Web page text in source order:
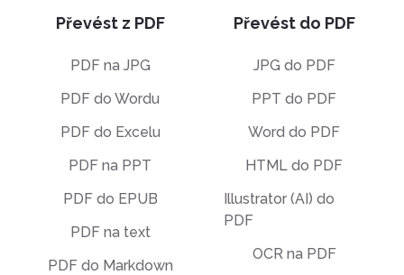
Převést z PDF
PDF na JPG
PDF do Wordu
PDF do Excelu
PDF na PPT
PDF do EPUB
PDF na text
PDF do Markdown
Převést do PDF
JPG do PDF
PPT do PDF
Word do PDF
HTML do PDF
Illustrator (AI) do
PDF
OCR na PDF